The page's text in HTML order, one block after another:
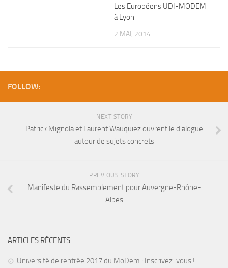
Les Européens UDI-MODEM
à Lyon
2 MAI, 2014
FOLLOW:
NEXT STORY
Patrick Mignola et Laurent Wauquiez ouvrent le dialogue
autour de sujets concrets
PREVIOUS STORY
Manifeste du Rassemblement pour Auvergne-Rhône-
Alpes
ARTICLES RÉCENTS
Université de rentrée 2017 du MoDem : Inscrivez-vous !